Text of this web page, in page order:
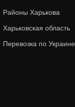
Районы Харькова
Харьковская область
Перевозка по Украине